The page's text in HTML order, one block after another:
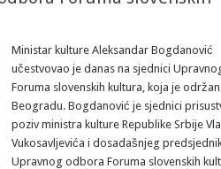
Ministar kulture Aleksandar Bogdanović
učestvovao je danas na sjednici
Foruma slovenskih kultura, koja je
Beogradu. Bogdanović je sjednici
poziv ministra kulture Republike Srbije
Vukosavljevića i dosadašnjeg
Upravnog odbora Foruma slovenskih